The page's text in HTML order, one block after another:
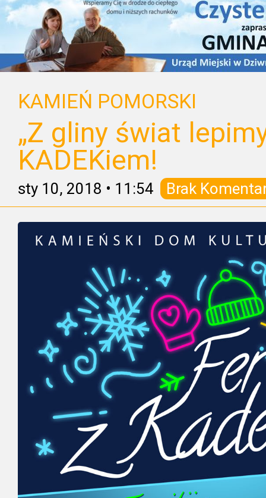
KAMIEŃ POMORSKI
„Z gliny świat
KADEKiem!
sty 10, 2018 • 11:54 Brak